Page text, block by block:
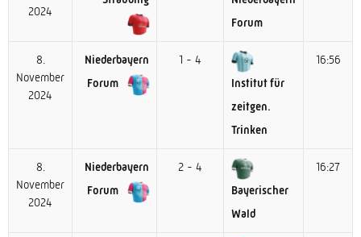
2024
Forum
8.
November
2024
Niederbayern
Forum
1 - 4
Institut für
zeitgen.
Trinken
16:56
8.
November
2024
Niederbayern
Forum
2 - 4
Bayerischer
Wald
16:27